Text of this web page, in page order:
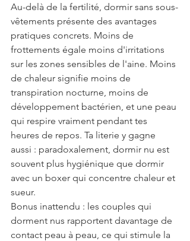
Au-delà de la fertilité, dormir sans sous-
vêtements présente des avantages
pratiques concrets. Moins de
frottements égale moins d'irritations
sur les zones sensibles de l'aine. Moins
de chaleur signifie moins de
transpiration nocturne, moins de
développement bactérien, et une peau
qui respire vraiment pendant tes
heures de repos. Ta literie y gagne
aussi : paradoxalement, dormir nu est
souvent plus hygiénique que dormir
avec un boxer qui concentre chaleur et
sueur.
Bonus inattendu : les couples qui
dorment nus rapportent davantage de
contact peau à peau, ce qui stimule la